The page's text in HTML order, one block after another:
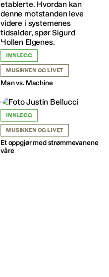
INNLEGG
MUSIKKEN OG LIVET
Man vs. Machine
INNLEGG
MUSIKKEN OG LIVET
Et oppgjør med strømmevanene
våre